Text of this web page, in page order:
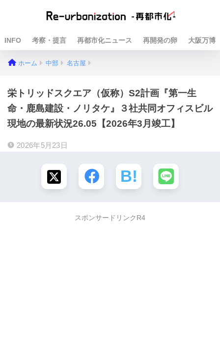
INFO 考察・提言 再都市化ニュース 再開発の卵 大阪万博
ホーム 中部 名古屋
栄トリッドスクエア（仮称）S2計画『第一生
命・鹿島建設・ノリタケ』３社共同オフィスビル
現地の最新状況26.05【2026年3月竣工】
2026年5月23日
スポンサードリンクR4